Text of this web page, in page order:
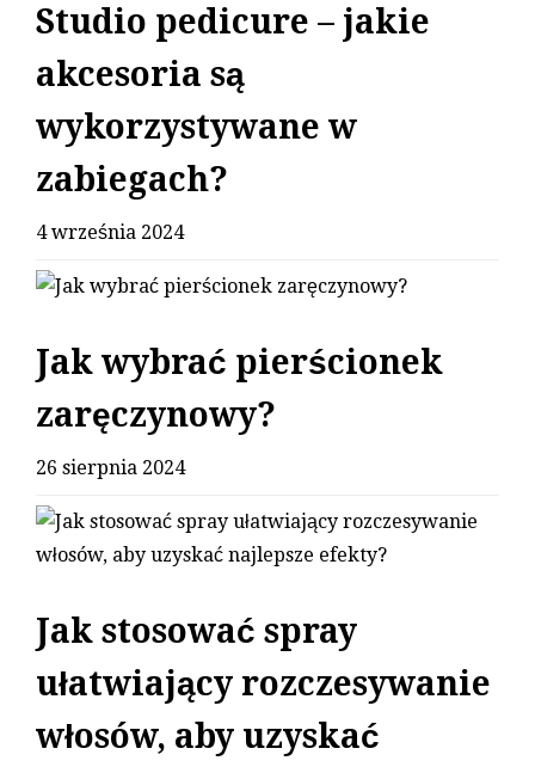
Studio pedicure – jakie
akcesoria są
wykorzystywane w
zabiegach?
4 września 2024
Jak wybrać pierścionek
zaręczynowy?
26 sierpnia 2024
Jak stosować spray
ułatwiający rozczesywanie
włosów, aby uzyskać